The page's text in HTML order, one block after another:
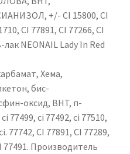
+/- CI 15800, CI
CI 77891, CI 77266, CI
лак NEONAIL Lady In Red
Хема,
бис-
оксид, BHT, п-
77499, ci 77492, ci 77510,
77742, CI 77891, CI 77289,
77491. Производитель